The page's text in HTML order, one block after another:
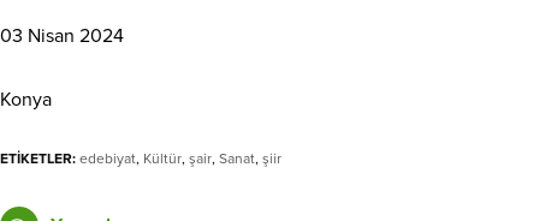
03 Nisan 2024
Konya
ETİKETLER: edebiyat, Kültür, şair, Sanat, şiir